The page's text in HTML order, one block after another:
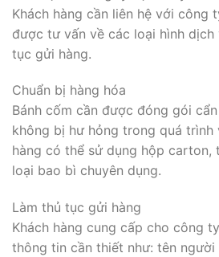
Khách hàng cần liên hệ với công
được tư vấn về các loại hình
tục gửi hàng.
Chuẩn bị hàng hóa
Bánh cốm cần được đóng gói
không bị hư hỏng trong quá trình
hàng có thể sử dụng hộp carton,
loại bao bì chuyên dụng.
Làm thủ tục gửi hàng
Khách hàng cung cấp cho công
thông tin cần thiết như: tên người